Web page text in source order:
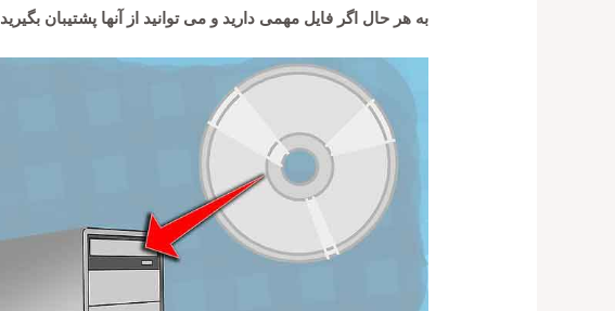
به هر حال اگر فایل مهمی دارید و می توانید از آنها پشتیبان بگیرید